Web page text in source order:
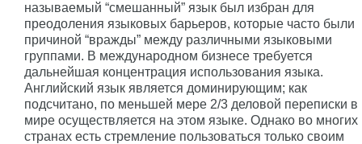
называемый “смешанный” язык был избран для
преодоления языковых барьеров, которые часто были
причиной “вражды” между различными языковыми
группами. В международном бизнесе требуется
дальнейшая концентрация использования языка.
Английский язык является доминирующим; как
подсчитано, по меньшей мере 2/3 деловой переписки в
мире осуществляется на этом языке. Однако во многих
странах есть стремление пользоваться только своим